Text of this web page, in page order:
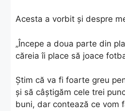
Acesta a vorbit și despre
„Începe a doua parte din
căreia îi place să joace
Știm că va fi foarte greu
și să câștigăm cele trei
buni, dar contează ce vom